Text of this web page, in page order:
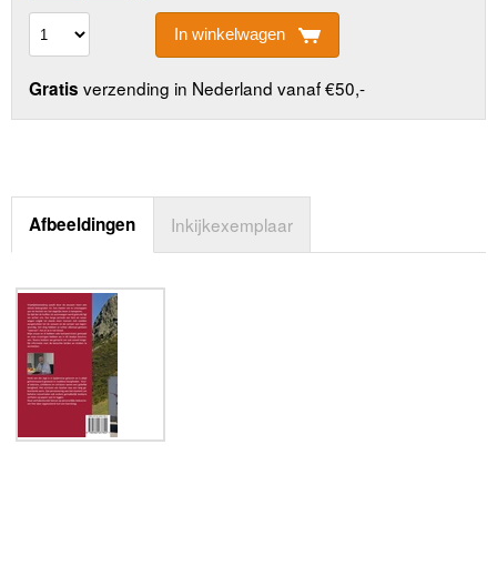
In winkelwagen
Gratis verzending in Nederland vanaf €50,-
Afbeeldingen Inkijkexemplaar